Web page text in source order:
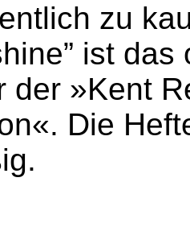
zu
ist
der »Kent
Die